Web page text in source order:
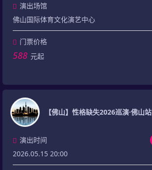
演出场馆
佛山国际体育文化演艺中心
门票价格
588 元起
【佛山】性格缺失2026巡演·佛山站
演出时间
2026.05.15 20:00